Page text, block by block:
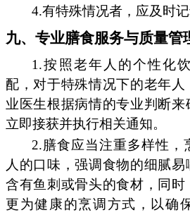
4.有特殊情况者，应及时记
九、专业膳食服务与质量管
1.按照老年人的个性化
配，对于特殊情况下的老年
业医生根据病情的专业判断
立即接获并执行相关通知。
2.膳食应当注重多样性，
人的口味，强调食物的细腻
含有鱼刺或骨头的食材，同
更为健康的烹调方式，以确